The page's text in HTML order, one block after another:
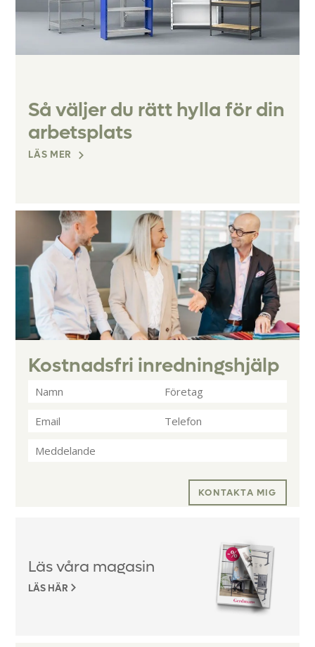
Så väljer du rätt hylla för din
arbetsplats
LÄS MER
Kostnadsfri inredningshjälp
KONTAKTA MIG
Läs våra magasin
LÄS HÄR